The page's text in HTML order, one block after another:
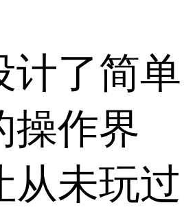
计了简单
操作界
从未玩过